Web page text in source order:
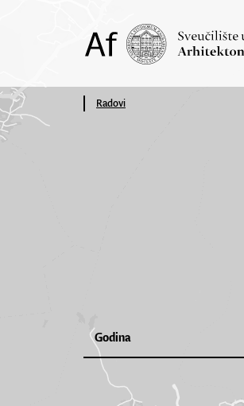
Radovi